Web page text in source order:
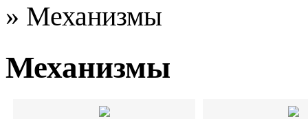
» Механизмы
Механизмы